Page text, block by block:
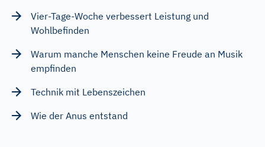
Vier-Tage-Woche verbessert Leistung und
Wohlbefinden
Warum manche Menschen keine Freude an Musik
empfinden
Technik mit Lebenszeichen
Wie der Anus entstand